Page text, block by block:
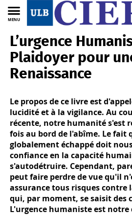
MENU
CIERL FR Publications Ouvrages
L’urgence
Plaidoyer pour
Renaissance
Le propos de ce livre est
lucidité et à la vigilance. Au
récente, notre humanité s'est
fois au bord de l'abîme. Le fait
globalement échappé doit
confiance en la capacité
s'autodétruire. Cependant,
peut faire perdre de vue qu'il
assurance tous risques contre
qui, par moment, se saisit des
L'urgence humaniste est notre